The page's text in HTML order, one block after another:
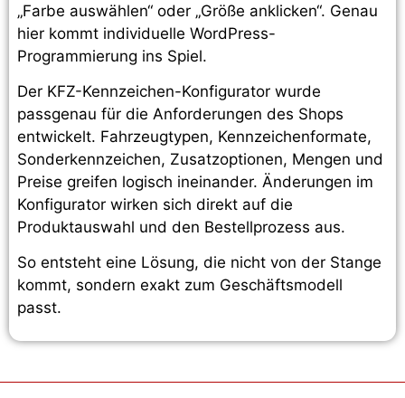
„Farbe auswählen“ oder „Größe anklicken“. Genau
hier kommt individuelle WordPress-
Programmierung ins Spiel.
Der KFZ-Kennzeichen-Konfigurator wurde
passgenau für die Anforderungen des Shops
entwickelt. Fahrzeugtypen, Kennzeichenformate,
Sonderkennzeichen, Zusatzoptionen, Mengen und
Preise greifen logisch ineinander. Änderungen im
Konfigurator wirken sich direkt auf die
Produktauswahl und den Bestellprozess aus.
So entsteht eine Lösung, die nicht von der Stange
kommt, sondern exakt zum Geschäftsmodell
passt.